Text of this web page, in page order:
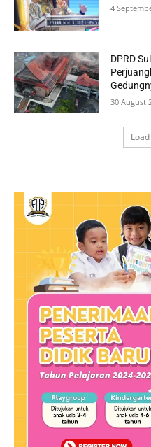
4
DPRD
30 August